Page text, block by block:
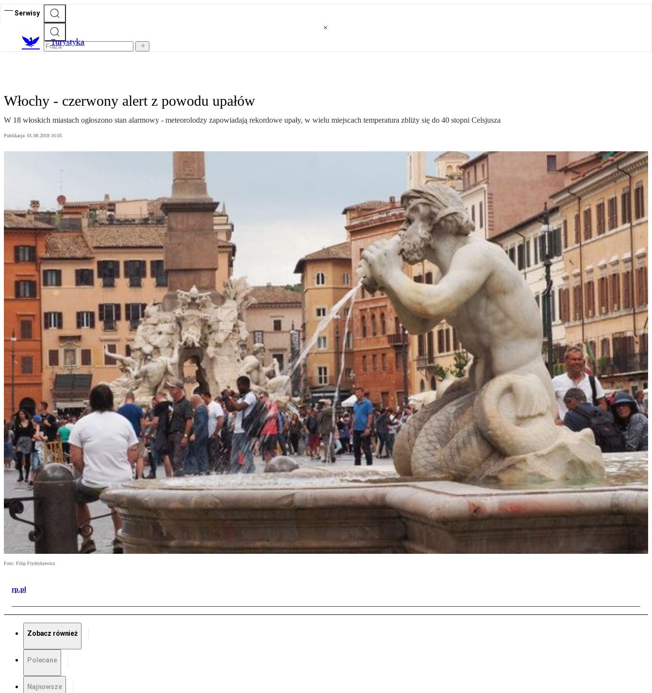
Serwisy
Turystyka
Włochy - czerwony alert z powodu upałów
W 18 włoskich miastach ogłoszono stan alarmowy - meteorolodzy zapowiadają rekordowe upały, w wielu miejscach temperatura zbliży się do 40 stopni Celsjusza
Publikacja: 01.08.2018 16:05
Foto: Filip Frydrykiewicz
rp.pl
Zobacz również
Polecane
Najnowsze